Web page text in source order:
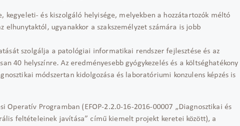
és kiszolgáló helyisége, melyekben a hozzátartozók méltó
elhunytaktól, ugyanakkor a szakszemélyzet számára is jobb
szolgálja a patológiai informatikai rendszer fejlesztése és az
40 helyszínre. Az eredményesebb gyógykezelés és a költséghatékony
módszertan kidolgozása és laboratóriumi konzulens képzés is
Operatív Programban (EFOP-2.2.0-16-2016-00007 „Diagnosztikai és
feltételeinek javítása” című kiemelt projekt keretei között), a